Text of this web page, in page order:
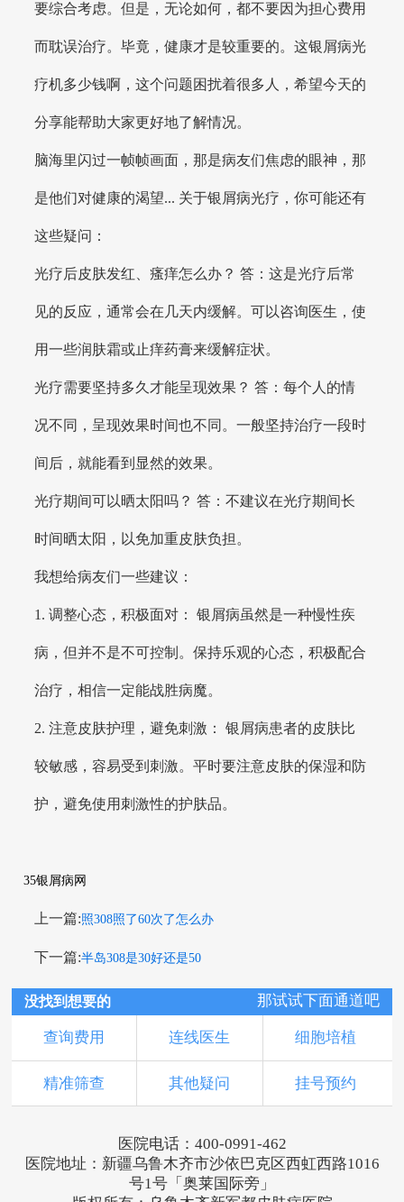
要综合考虑。但是，无论如何，都不要因为担心费用
而耽误治疗。毕竟，健康才是较重要的。这银屑病光
疗机多少钱啊，这个问题困扰着很多人，希望今天的
分享能帮助大家更好地了解情况。
脑海里闪过一帧帧画面，那是病友们焦虑的眼神，那
是他们对健康的渴望... 关于银屑病光疗，你可能还有
这些疑问：
光疗后皮肤发红、瘙痒怎么办？ 答：这是光疗后常
见的反应，通常会在几天内缓解。可以咨询医生，使
用一些润肤霜或止痒药膏来缓解症状。
光疗需要坚持多久才能呈现效果？ 答：每个人的情
况不同，呈现效果时间也不同。一般坚持治疗一段时
间后，就能看到显然的效果。
光疗期间可以晒太阳吗？ 答：不建议在光疗期间长
时间晒太阳，以免加重皮肤负担。
我想给病友们一些建议：
1. 调整心态，积极面对： 银屑病虽然是一种慢性疾
病，但并不是不可控制。保持乐观的心态，积极配合
治疗，相信一定能战胜病魔。
2. 注意皮肤护理，避免刺激： 银屑病患者的皮肤比
较敏感，容易受到刺激。平时要注意皮肤的保湿和防
护，避免使用刺激性的护肤品。
35银屑病网
上一篇:照308照了60次了怎么办
下一篇:半岛308是30好还是50
没找到想要的 那试试下面通道吧
查询费用 连线医生 细胞培植
精准筛查 其他疑问 挂号预约
医院电话：400-0991-462
医院地址：新疆乌鲁木齐市沙依巴克区西虹西路1016
号1号「奥莱国际旁」